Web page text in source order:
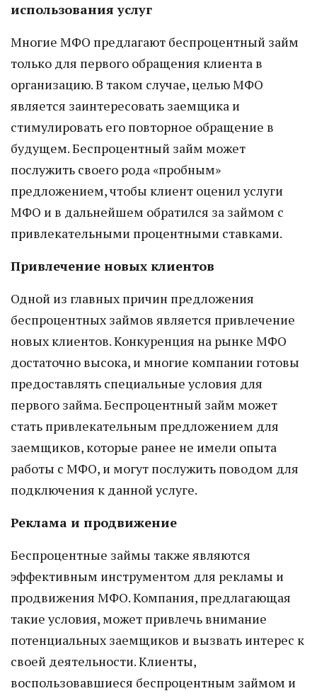
использования услуг
Многие МФО предлагают беспроцентный займ
только для первого обращения клиента в
организацию. В таком случае, целью МФО
является заинтересовать заемщика и
стимулировать его повторное обращение в
будущем. Беспроцентный займ может
послужить своего рода «пробным»
предложением, чтобы клиент оценил услуги
МФО и в дальнейшем обратился за займом с
привлекательными процентными ставками.
Привлечение новых клиентов
Одной из главных причин предложения
беспроцентных займов является привлечение
новых клиентов. Конкуренция на рынке МФО
достаточно высока, и многие компании готовы
предоставлять специальные условия для
первого займа. Беспроцентный займ может
стать привлекательным предложением для
заемщиков, которые ранее не имели опыта
работы с МФО, и могут послужить поводом для
подключения к данной услуге.
Реклама и продвижение
Беспроцентные займы также являются
эффективным инструментом для рекламы и
продвижения МФО. Компания, предлагающая
такие условия, может привлечь внимание
потенциальных заемщиков и вызвать интерес к
своей деятельности. Клиенты,
воспользовавшиеся беспроцентным займом и